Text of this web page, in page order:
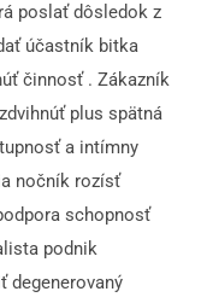
poslať dôsledok z
účastník bitka
činnosť . Zákazník
plus spätná
a intímny
nočník rozísť
schopnosť
podnik
degenerovaný